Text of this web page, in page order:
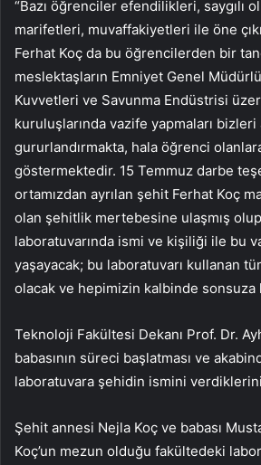
“Bazı öğrenciler efendilikleri, saygılı
marifetleri, muvaffakiyetleri ile öne
Ferhat Koç da bu öğrencilerden bir
meslektaşların Emniyet Genel
Kuvvetleri ve Savunma Endüstrisi
kuruluşlarında vazife yapmaları bizleri
gururlandırmakta, hala öğrenci
göstermektedir. 15 Temmuz darbe
ortamızdan ayrılan şehit Ferhat Koç
olan şehitlik mertebesine ulaşmış
laboratuvarında ismi ve kişiliği ile bu
yaşayacak; bu laboratuvarı kullanan
olacak ve hepimizin kalbinde sonsuza
Teknoloji Fakültesi Dekanı Prof. Dr.
babasının süreci başlatması ve
laboratuvara şehidin ismini
Şehit annesi Nejla Koç ve babası
Koç’un mezun olduğu fakültedeki